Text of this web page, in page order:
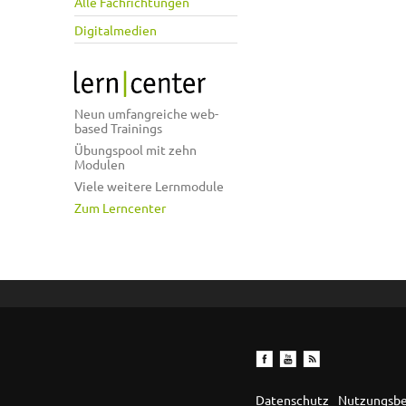
Digitalmedien
Neun umfangreiche web-
based Trainings
Übungspool mit zehn
Modulen
Viele weitere Lernmodule
Zum Lerncenter
Datenschutz